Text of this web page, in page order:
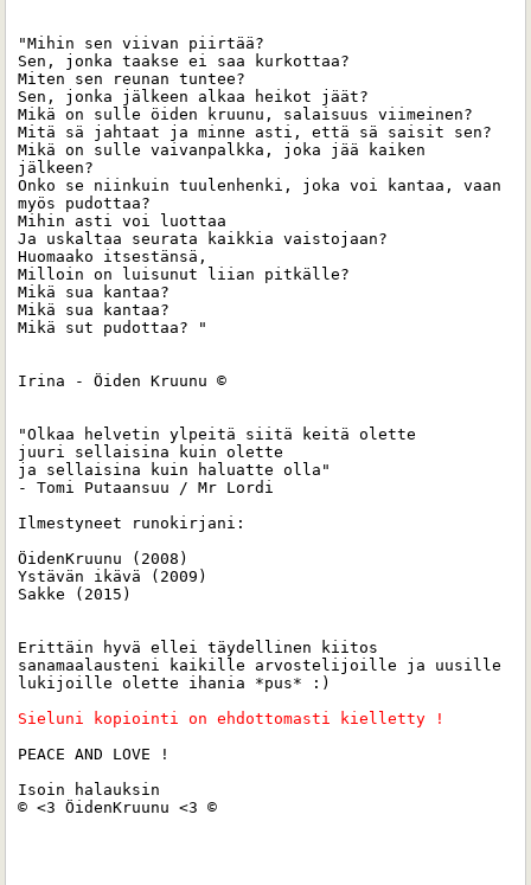
"Mihin sen viivan piirtää?
Sen, jonka taakse ei saa kurkottaa?
Miten sen reunan tuntee?
Sen, jonka jälkeen alkaa heikot jäät?
Mikä on sulle öiden kruunu, salaisuus viimeinen?
Mitä sä jahtaat ja minne asti, että sä saisit sen?
Mikä on sulle vaivanpalkka, joka jää kaiken
jälkeen?
Onko se niinkuin tuulenhenki, joka voi kantaa, vaan
myös pudottaa?
Mihin asti voi luottaa
Ja uskaltaa seurata kaikkia vaistojaan?
Huomaako itsestänsä,
Milloin on luisunut liian pitkälle?
Mikä sua kantaa?
Mikä sua kantaa?
Mikä sut pudottaa? "
Irina - Öiden Kruunu ©
"Olkaa helvetin ylpeitä siitä keitä olette
juuri sellaisina kuin olette
ja sellaisina kuin haluatte olla"
- Tomi Putaansuu / Mr Lordi
Ilmestyneet runokirjani:
ÖidenKruunu (2008)
Ystävän ikävä (2009)
Sakke (2015)
Erittäin hyvä ellei täydellinen kiitos
sanamaalausteni kaikille arvostelijoille ja uusille
lukijoille olette ihania *pus* :)
Sieluni kopiointi on ehdottomasti kielletty !
PEACE AND LOVE !
Isoin halauksin
© <3 ÖidenKruunu <3 ©